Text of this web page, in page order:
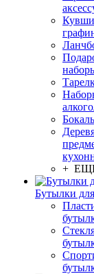
+
Бутылки